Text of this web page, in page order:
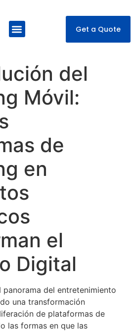
Get a Quote
del
Móvil:
de
en
el
Digital
panorama del entretenimiento
una transformación
de plataformas de
las formas en que las